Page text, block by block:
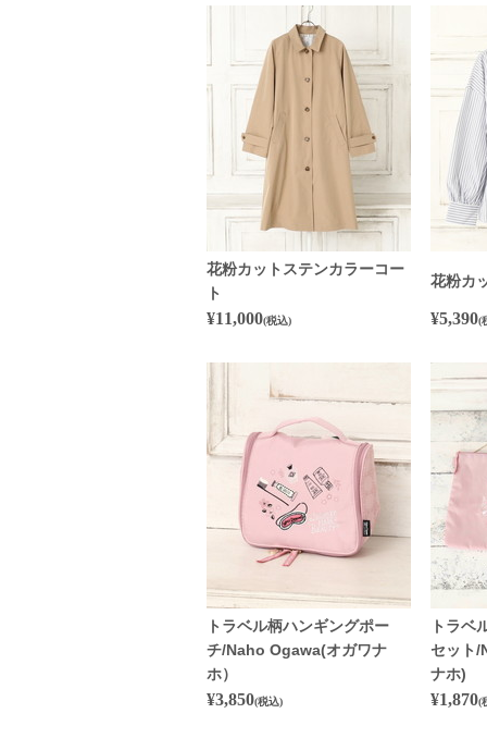
花粉カットステンカラーコー
ト
花粉カ
¥11,000(税込) ¥5,390(
トラベル柄ハンギングポー
チ/Naho Ogawa(オガワナ
ホ）
トラベ
セット/
ナホ)
¥3,850(税込) ¥1,870(